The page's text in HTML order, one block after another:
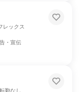
レックス
・宣伝
勤なし